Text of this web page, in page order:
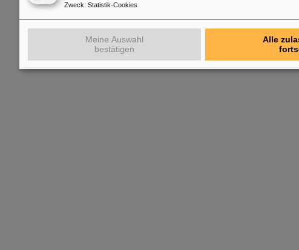
Zweck: Statistik-Cookies
Meine Auswahl
bestätigen
Alle